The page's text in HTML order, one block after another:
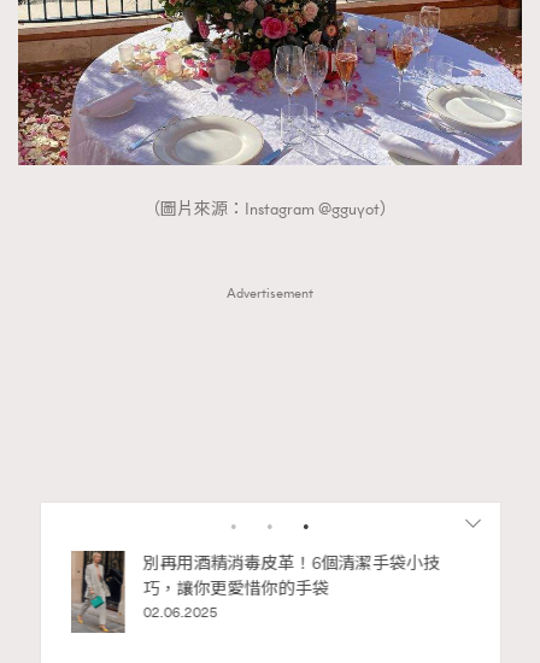
（圖片來源：Instagram @gguyot）
Advertisement